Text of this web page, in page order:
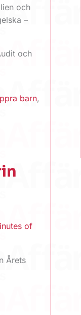
och
–
och
barn,
of
Årets